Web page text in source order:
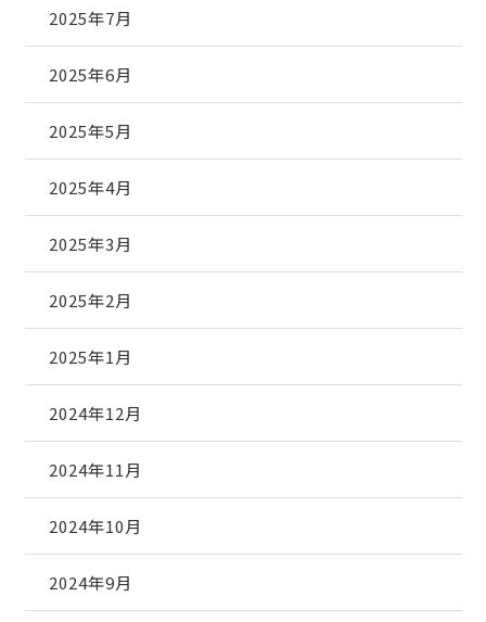
2025年7月
2025年6月
2025年5月
2025年4月
2025年3月
2025年2月
2025年1月
2024年12月
2024年11月
2024年10月
2024年9月